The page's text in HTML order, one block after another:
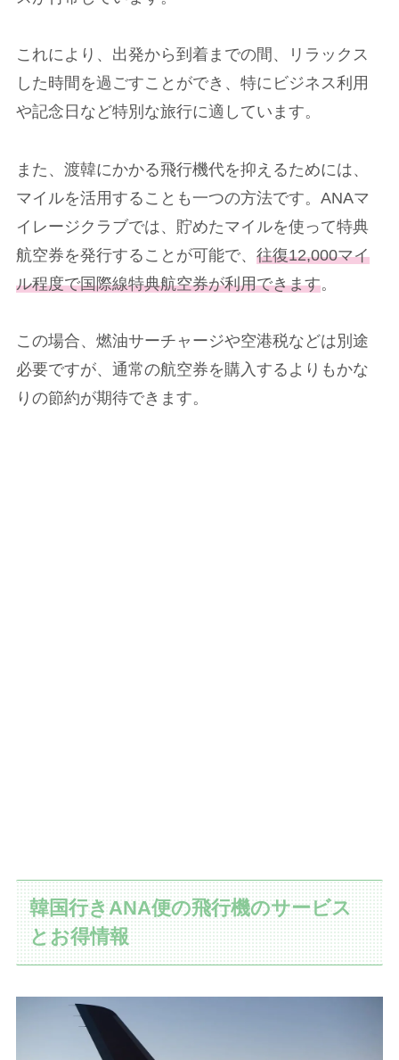
これにより、出発から到着までの間、リラックス
した時間を過ごすことができ、特にビジネス利用
や記念日など特別な旅行に適しています。
また、渡韓にかかる飛行機代を抑えるためには、
マイルを活用することも一つの方法です。ANAマ
イレージクラブでは、貯めたマイルを使って特典
航空券を発行することが可能で、 往復12,000マイ
ル程度で国際線特典航空券が利用できます。
この場合、燃油サーチャージや空港税などは別途
必要ですが、通常の航空券を購入するよりもかな
りの節約が期待できます。
韓国行きANA便の飛行機のサービス
とお得情報